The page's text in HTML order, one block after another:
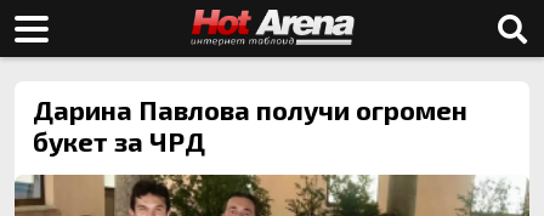
Дарина Павлова получи огромен
букет за ЧРД